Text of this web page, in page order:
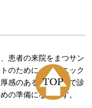
患者の来院をまつサン
のために、クリニック
感のあるソファーで診
の準備になります。